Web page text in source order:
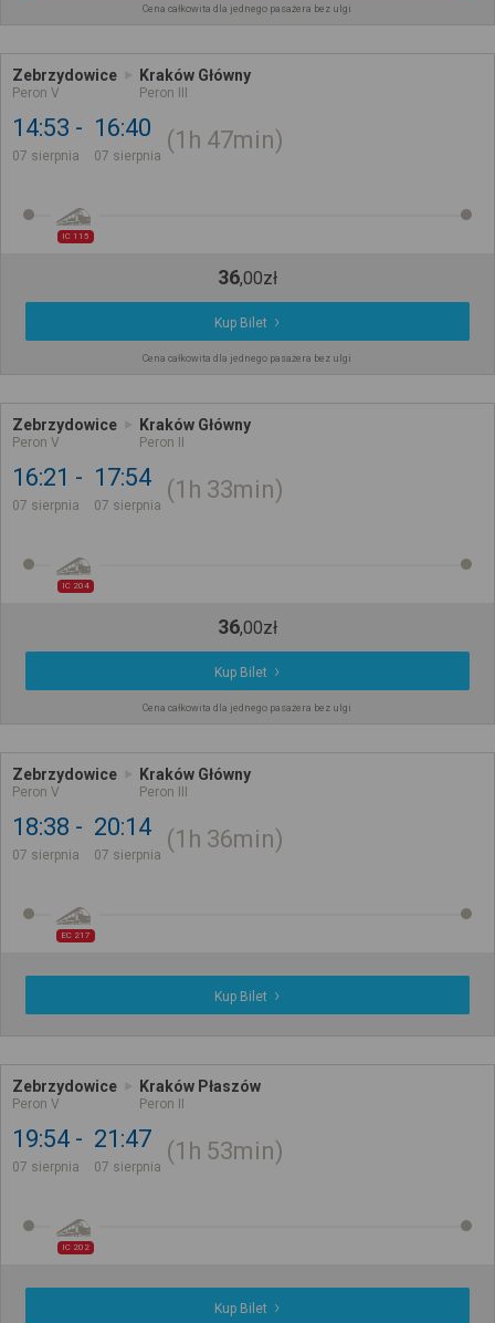
Cena całkowita dla jednego pasażera bez ulgi
Zebrzydowice
Peron V
Kraków Główny
Peron III
14:53
07 sierpnia
16:40
07 sierpnia
1h 47min
IC 115
36,00zł
Kup Bilet
Cena całkowita dla jednego pasażera bez ulgi
Zebrzydowice
Peron V
Kraków Główny
Peron II
16:21
07 sierpnia
17:54
07 sierpnia
1h 33min
IC 204
36,00zł
Kup Bilet
Cena całkowita dla jednego pasażera bez ulgi
Zebrzydowice
Peron V
Kraków Główny
Peron III
18:38
07 sierpnia
20:14
07 sierpnia
1h 36min
EC 217
Kup Bilet
Zebrzydowice
Peron V
Kraków Płaszów
Peron II
19:54
07 sierpnia
21:47
07 sierpnia
1h 53min
IC 202
Kup Bilet